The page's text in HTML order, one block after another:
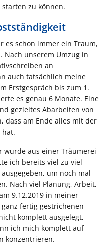
zu können.
es schon immer ein Traum,
Nach unserem Umzug in
an
auch tatsächlich meine
Erstgespräch bis zum 1.
es genau 6 Monate. Eine
gezieltes Abarbeiten von
dass am Ende alles mit der
hat.
wurde aus einer Träumerei
ich bereits viel zu viel
um noch mal
Nach viel Planung, Arbeit,
9.12.2019 in meiner
fertig gestrichenen
komplett ausgelegt,
ich mich komplett auf
konzentrieren.